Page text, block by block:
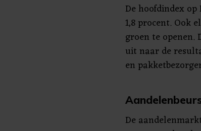
De hoofdindex
1,8 procent. Ook
groen te openen.
uit naar de
en
De